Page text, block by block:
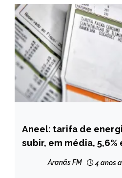
BRASIL
NOTÍCIAS
Aneel: tarifa de
subir, em média, 5,6%
Aranãs FM 4 anos